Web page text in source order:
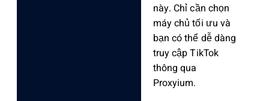
này. Chỉ cần chọn
máy chủ tối ưu và
bạn có thể dễ dàng
truy cập TikTok
thông qua
Proxyium.